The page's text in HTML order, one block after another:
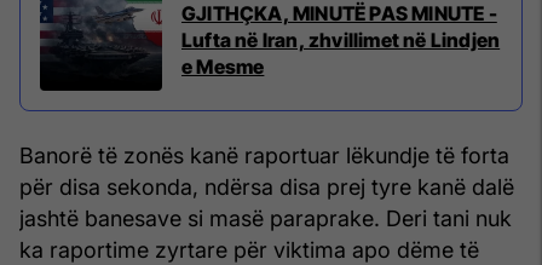
GJITHÇKA, MINUTË PAS MINUTE -
Lufta në Iran, zhvillimet në Lindjen
e Mesme
Banorë të zonës kanë raportuar lëkundje të forta
për disa sekonda, ndërsa disa prej tyre kanë dalë
jashtë banesave si masë paraprake. Deri tani nuk
ka raportime zyrtare për viktima apo dëme të